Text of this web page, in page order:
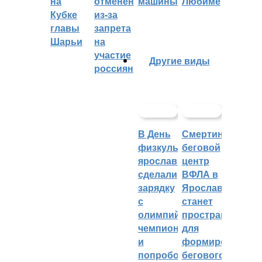
Кубке
главы
Шарьи
из-за
запрета
на
участие
россиян
Другие виды
В День
физкультурника
ярославцы
сделали
зарядку
с
олимпийским
чемпионом
и
попробовали
Смертин:
беговой
центр
ВФЛА в
Ярославле
станет
пространством
для
формирования
бегового